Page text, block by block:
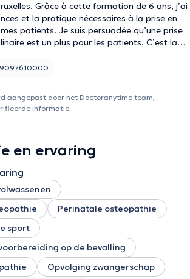
Grâce à cette formation de 6 ans, j’ai
et la pratique nécessaires à la prise en
persuadée qu’une prise
est un plus pour les patients. C’est la
(médecins généralistes, gynécologues,
formée pour la prise en charge des
femmes en post-partum, des nourrissons
aangepast door het Doctoranytime team,
informatie.
en ervaring
Perinatale osteopathie
sport
op de bevalling
Opvolging zwangerschap